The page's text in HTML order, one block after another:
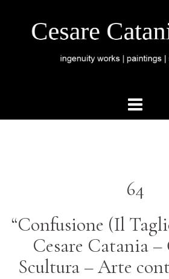
64
“Confusione (Il
Cesare Catania
Scultura – Arte